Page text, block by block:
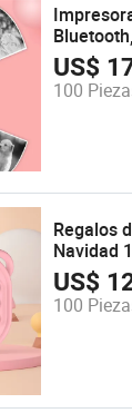
US$
100
Regalos
Navidad
Portátil
Cámara
US$
100